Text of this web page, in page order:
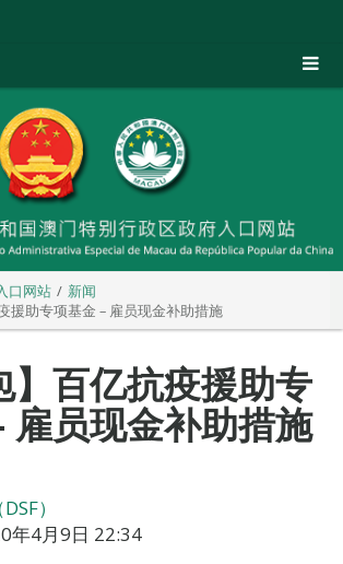
口网站
新闻
援助专项基金 – 雇员现金补助措施
】百亿抗疫援助专
雇员现金补助措施
）
年4月9日 22:34